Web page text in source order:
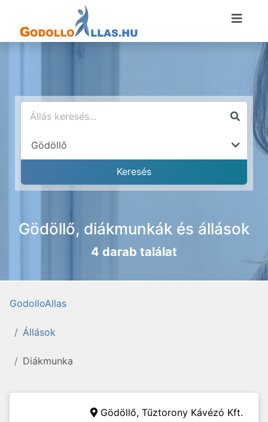
Gödöllő, diákmunkák és állások
4 darab találat
GodolloAllas
Állások
Diákmunka
Gödöllő, Tűztorony Kávézó Kft.